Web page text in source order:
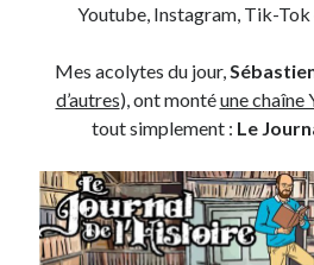
A Lyon
Coup de coeur
Daddy
Green
Humeur
Lectures
Youtube, Instagram, Tik-Tok
Mes acolytes du jour,
d’autres), ont montéune chaîne
tout simplement : Le